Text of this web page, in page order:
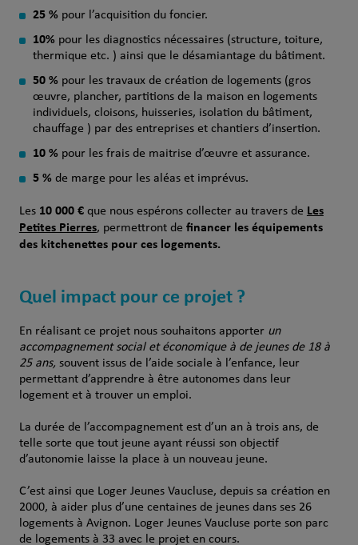
25 %pour l’acquisition du foncier.
10%pour les diagnostics nécessaires (structure, toiture,
thermique etc. ) ainsi que le désamiantage du bâtiment.
50 %pour les travaux de création de logements (gros
œuvre, plancher, partitions de la maison en logements
individuels, cloisons, huisseries, isolation du bâtiment,
chauffage ) par des entreprises et chantiers d’insertion.
10 %pour les frais de maitrise d’œuvre et assurance.
5 %de marge pour les aléas et imprévus.
Les 10 000 €que nous espérons collecter au travers de Les
Petites Pierres, permettront de financer les équipements
des kitchenettes pour ces logements.
Quel impact pour ce projet ?
En réalisant ce projet nous souhaitons apporterun
accompagnement social et économique à de jeunes de 18 à
25 ans, souvent issus de l’aide sociale à l’enfance, leur
permettant d’apprendre à être autonomes dans leur
logement et à trouver un emploi.
La durée de l’accompagnement est d’un an à trois ans, de
telle sorte que tout jeune ayant réussi son objectif
d’autonomie laisse la place à un nouveau jeune.
C’est ainsi que Loger Jeunes Vaucluse, depuis sa création en
2000, à aider plus d’une centaines de jeunes dans ses 26
logements à Avignon. Loger Jeunes Vaucluse porte son parc
de logements à 33 avec le projet en cours.